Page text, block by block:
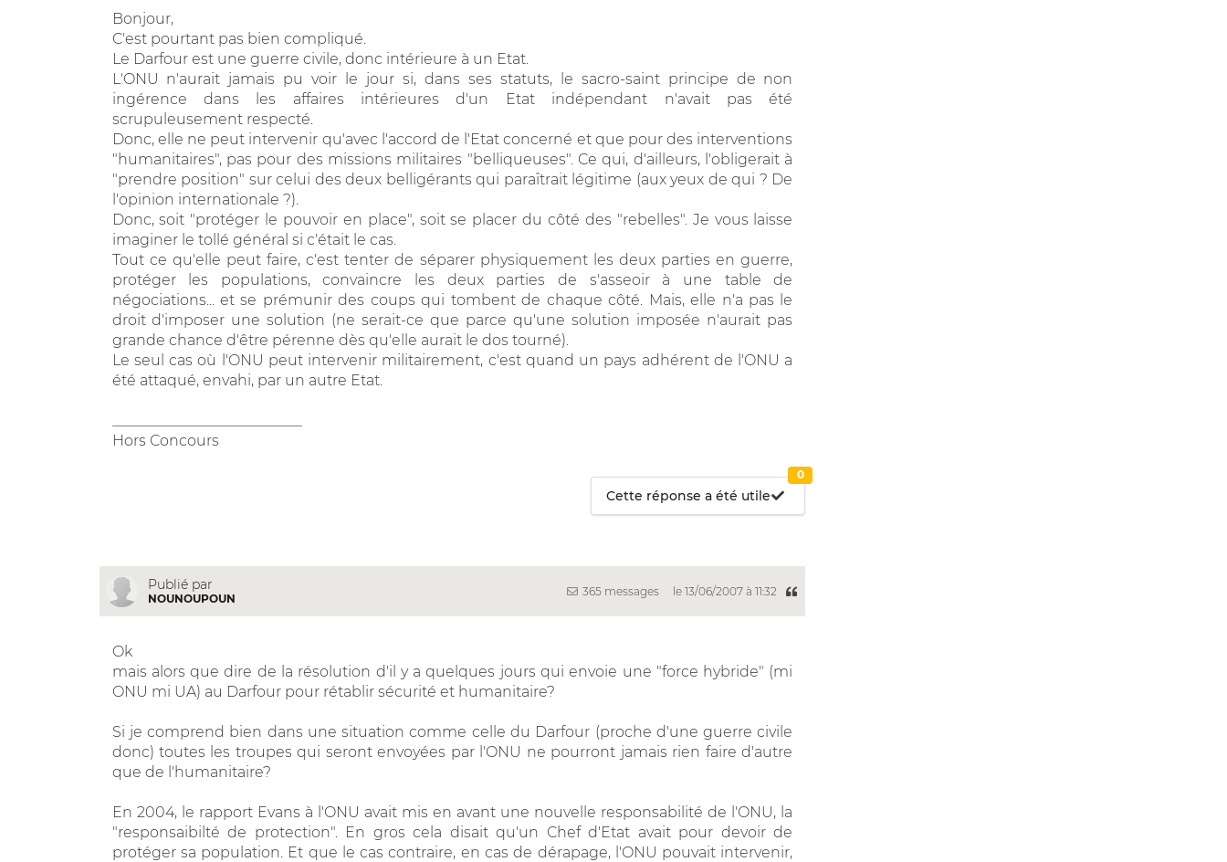
Bonjour,
C'est pourtant pas bien compliqué.
Le Darfour est une guerre civile, donc intérieure à un Etat.
L'ONU n'aurait jamais pu voir le jour si, dans ses statuts, le sacro-saint principe de non
ingérence dans les affaires intérieures d'un Etat indépendant n'avait pas été
scrupuleusement respecté.
Donc, elle ne peut intervenir qu'avec l'accord de l'Etat concerné et que pour des interventions
"humanitaires", pas pour des missions militaires "belliqueuses". Ce qui, d'ailleurs, l'obligerait à
"prendre position" sur celui des deux belligérants qui paraîtrait légitime (aux yeux de qui ? De
l'opinion internationale ?).
Donc, soit "protéger le pouvoir en place", soit se placer du côté des "rebelles". Je vous laisse
imaginer le tollé général si c'était le cas.
Tout ce qu'elle peut faire, c'est tenter de séparer physiquement les deux parties en guerre,
protéger les populations, convaincre les deux parties de s'asseoir à une table de
négociations... et se prémunir des coups qui tombent de chaque côté. Mais, elle n'a pas le
droit d'imposer une solution (ne serait-ce que parce qu'une solution imposée n'aurait pas
grande chance d'être pérenne dès qu'elle aurait le dos tourné).
Le seul cas où l'ONU peut intervenir militairement, c'est quand un pays adhérent de l'ONU a
été attaqué, envahi, par un autre Etat.
Hors Concours
Cette réponse a été utile
0
Publié par
NOUNOUPOUN
365 messages le 13/06/2007 à 11:32
Ok
mais alors que dire de la résolution d'il y a quelques jours qui envoie une "force hybride" (mi
ONU mi UA) au Darfour pour rétablir sécurité et humanitaire?
Si je comprend bien dans une situation comme celle du Darfour (proche d'une guerre civile
donc) toutes les troupes qui seront envoyées par l'ONU ne pourront jamais rien faire d'autre
que de l'humanitaire?
En 2004, le rapport Evans à l'ONU avait mis en avant une nouvelle responsabilité de l'ONU, la
"responsaibilté de protection". En gros cela disait qu'un Chef d'Etat avait pour devoir de
protéger sa population. Et que le cas contraire, en cas de dérapage, l'ONU pouvait intervenir,